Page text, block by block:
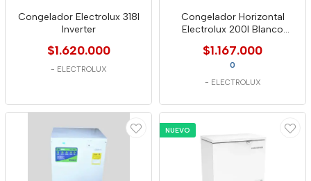
Congelador Electrolux 318l
Inverter
$1.620.000
- ELECTROLUX
Congelador Horizontal
Electrolux 200l Blanco
$1.167.000
0
- ELECTROLUX
NUEVO